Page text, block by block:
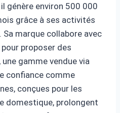
génère environ 500 000
grâce à ses activités
Sa marque collabore avec
pour proposer des
gamme vendue via
confiance comme
conçues pour les
domestique, prolongent